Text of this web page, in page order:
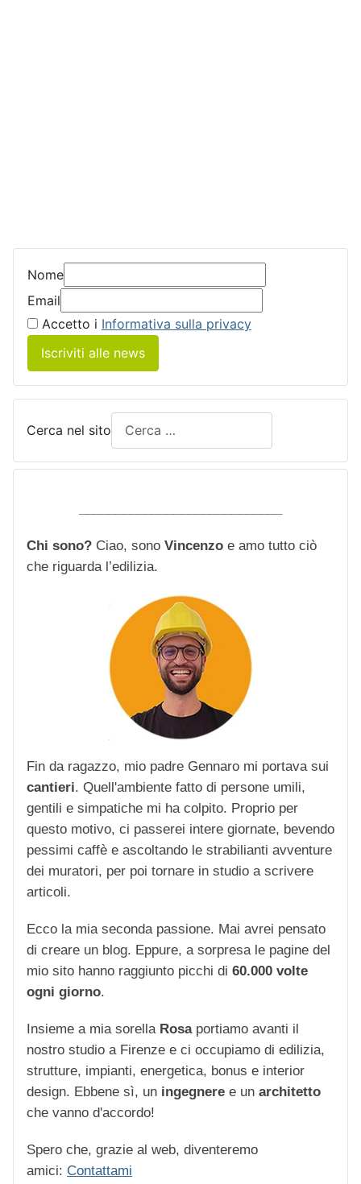
Nome
Email
Accetto i Informativa sulla privacy
Iscriviti alle news
Cerca nel sito
Chi sono? Ciao, sono Vincenzo e amo tutto ciò
che riguarda l’edilizia.
Fin da ragazzo, mio padre Gennaro mi portava sui
cantieri. Quell'ambiente fatto di persone umili,
gentili e simpatiche mi ha colpito. Proprio per
questo motivo, ci passerei intere giornate, bevendo
pessimi caffè e ascoltando le strabilianti avventure
dei muratori, per poi tornare in studio a scrivere
articoli.
Ecco la mia seconda passione. Mai avrei pensato
di creare un blog. Eppure, a sorpresa le pagine del
mio sito hanno raggiunto picchi di 60.000 volte
ogni giorno.
Insieme a mia sorella Rosaportiamo avanti il
nostro studio a Firenze e ci occupiamo di edilizia,
strutture, impianti, energetica, bonus e interior
design. Ebbene sì, un ingegnere e un architetto
che vanno d'accordo!
Spero che, grazie al web, diventeremo
amici: Contattami